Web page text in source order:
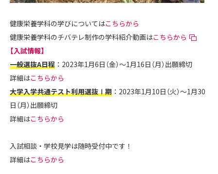
健康栄養学科の学びについてはこちらから
健康栄養学科のチバテレ制作の学科紹介動画はこちらから
【入試情報】
一般選抜A日程 ：2023年1月6日（金）～1月16日（月）出願締切
詳細はこちらから
大学入学共通テスト利用選抜Ⅰ期 ：2023年1月10日（火）～1月30
日（月）出願締切
詳細はこちらから
入試相談・学校見学は随時受付中です！
詳細はこちらから